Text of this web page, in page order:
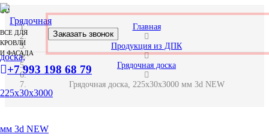
ВСЕ ДЛЯ
КРОВЛИ
И ФАСАДА
Заказать звонок
+7 993 198 68 79
Главная
Продукция из ДПК
Грядочная доска
Грядочная доска, 225х30х3000 мм 3d NEW